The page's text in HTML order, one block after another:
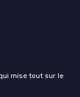
qui mise tout sur le